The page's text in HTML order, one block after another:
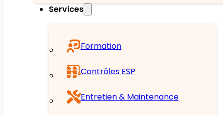
Services
Formation
Contrôles ESP
Entretien & Maintenance